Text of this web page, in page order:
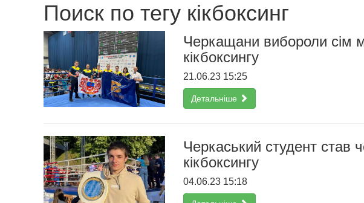
Поиск по тегу кікбоксинг
Черкащани вибороли сім
кікбоксингу
21.06.23 15:25
Детальніше
Черкаський студент став
кікбоксингу
04.06.23 15:18